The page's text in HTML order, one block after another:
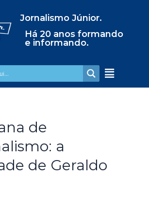
Jornalismo Júnior.
Há 20 anos formando
e informando.
de
a
de Geraldo